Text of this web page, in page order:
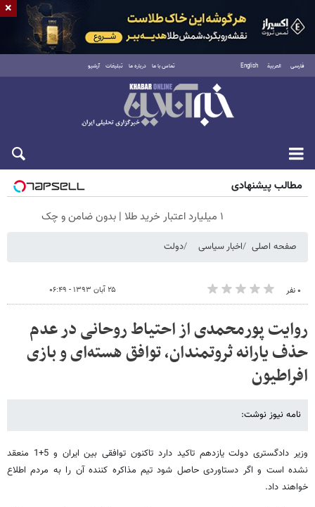
فارسی العربية English تماس با ما درباره ما تبلیغات آرشیو
جمعه ۱۶ مرداد ۱۴۰۵
مطالب پیشنهادی
۱ میلیارد اعتبار خرید طلا | بدون ضامن و چک
صفحه اصلی اخبار سیاسی دولت
۰ نفر ۲۵ آبان ۱۳۹۳ - ۰۶:۴۹
روایت پورمحمدی از احتیاط روحانی در عدم
حذف یارانه ثروتمندان، توافق هسته‌ای و بازی
افراطیون
نامه نیوز نوشت:
وزیر دادگستری دولت یازدهم تاکید دارد تاکنون توافقی بین ایران و 5+1 منعقد
نشده است و اگر دستاوردی حاصل شود تیم مذاکره کننده آن را به مردم اطلاع
خواهند داد.
×